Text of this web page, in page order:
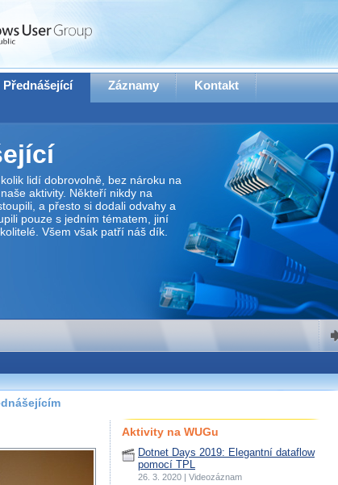
Přednášející Záznamy Kontakt
lidí dobrovolně, bez nároku na
aktivity. Někteří nikdy na
a přesto si dodali odvahy a
pouze s jedním tématem, jiní
Všem však patří náš dík.
Aktivity na WUGu
Dotnet Days 2019: Elegantní dataflow
pomocí TPL
26. 3. 2020 | Videozáznam